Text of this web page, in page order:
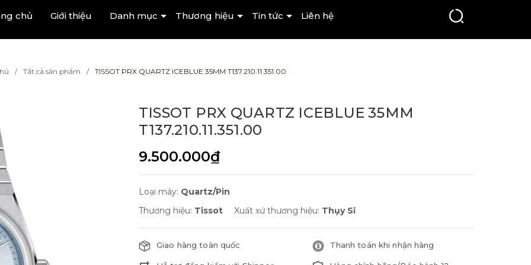
chủ Giới thiệu Danh mục Thương hiệu Tin tức Liên hệ
Tất cả sản phẩm TISSOT PRX QUARTZ ICEBLUE 35MM T137.210.11.351.00
TISSOT PRX QUARTZ ICEBLUE 35MM
T137.210.11.351.00
9.500.000₫
Loại máy: Quartz/Pin
Thương hiệu: Tissot Xuất xứ thương hiệu: Thụy Sĩ
Giao hàng toàn quốc Thanh toán khi nhận hàng